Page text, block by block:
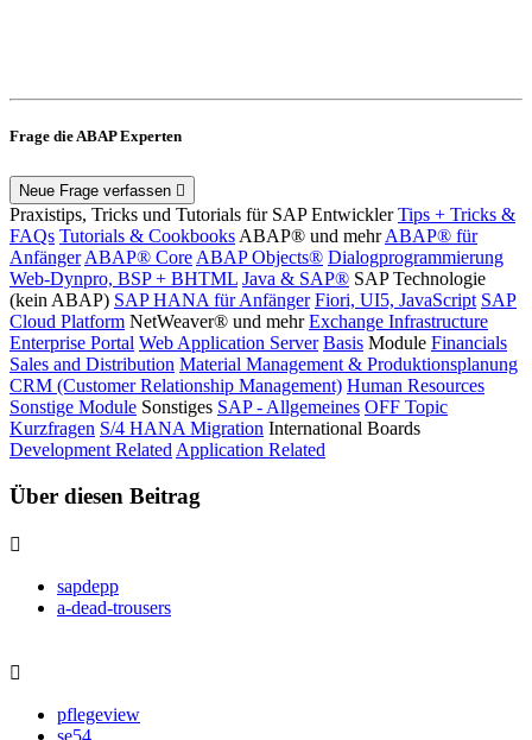
Frage die ABAP Experten
Neue Frage verfassen
Praxistips, Tricks und Tutorials für SAP Entwickler Tips + Tricks &
FAQs Tutorials & Cookbooks ABAP® und mehr ABAP® für
Anfänger ABAP® Core ABAP Objects® Dialogprogrammierung
Web-Dynpro, BSP + BHTML Java & SAP® SAP Technologie
(kein ABAP) SAP HANA für Anfänger Fiori, UI5, JavaScript SAP
Cloud Platform NetWeaver® und mehr Exchange Infrastructure
Enterprise Portal Web Application Server Basis Module Financials
Sales and Distribution Material Management & Produktionsplanung
CRM (Customer Relationship Management) Human Resources
Sonstige Module Sonstiges SAP - Allgemeines OFF Topic
Kurzfragen S/4 HANA Migration International Boards
Development Related Application Related
Über diesen Beitrag
sapdepp
a-dead-trousers
pflegeview